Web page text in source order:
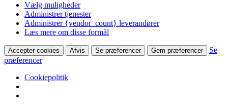
Vælg muligheder
Administrer tjenester
Administrer {vendor_count} leverandører
Læs mere om disse formål
Accepter cookies Afvis Se præferencer Gem præferencer
Se
præferencer
Cookiepolitik